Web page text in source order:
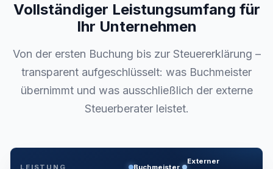
Vollständiger Leistungsumfang für
Ihr Unternehmen
Von der ersten Buchung bis zur Steuererklärung –
transparent aufgeschlüsselt: was Buchmeister
übernimmt und was ausschließlich der externe
Steuerberater leistet.
LEISTUNG Buchmeister
Externer